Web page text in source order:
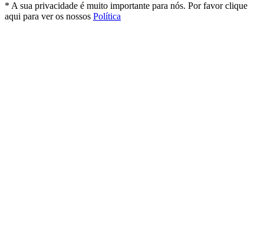
* A sua privacidade é muito importante para nós. Por favor clique
aqui para ver os nossos Política